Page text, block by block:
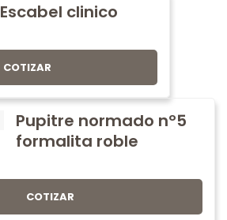
Escabel clinico
COTIZAR
Pupitre normado nº5
formalita roble
COTIZAR